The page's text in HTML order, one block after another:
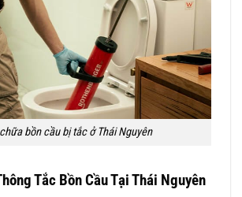
bồn cầu bị tắc ở Thái Nguyên
Tắc Bồn Cầu Tại Thái Nguyên